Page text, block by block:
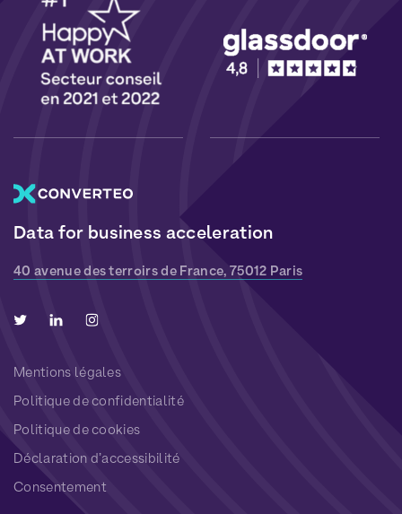
Data for business acceleration
40 avenue des terroirs de France, 75012 Paris
Mentions légales
Politique de confidentialité
Politique de cookies
Déclaration d’accessibilité
Consentement